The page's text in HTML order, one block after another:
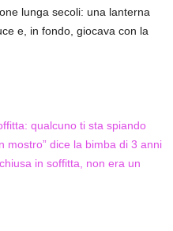
lunga secoli: una lanterna
e, in fondo, giocava con la
qualcuno ti sta spiando
mostro” dice la bimba di 3 anni
in soffitta, non era un